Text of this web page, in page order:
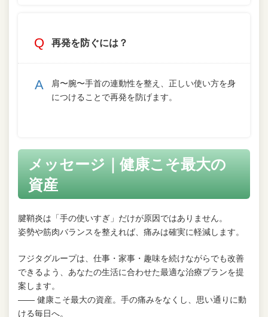
再発を防ぐには？
肩〜腕〜手首の連動性を整え、正しい使い方を身
につけることで再発を防げます。
メッセージ｜健康こそ最大の
資産
腱鞘炎は「手の使いすぎ」だけが原因ではありません。
姿勢や筋肉バランスを整えれば、痛みは確実に軽減します。
フジタグループは、仕事・家事・趣味を続けながらでも改善
できるよう、あなたの生活に合わせた最適な治療プランを提
案します。
―― 健康こそ最大の資産。手の痛みをなくし、思い通りに動
ける毎日へ。